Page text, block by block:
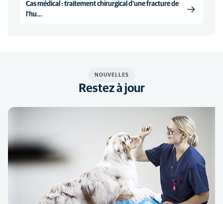
Cas médical : traitement chirurgical d’une fracture de
l’hu…
NOUVELLES
Restez à jour